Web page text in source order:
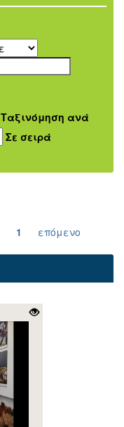
Ταξινόμηση ανά
Σε σειρά
1 επόμενο